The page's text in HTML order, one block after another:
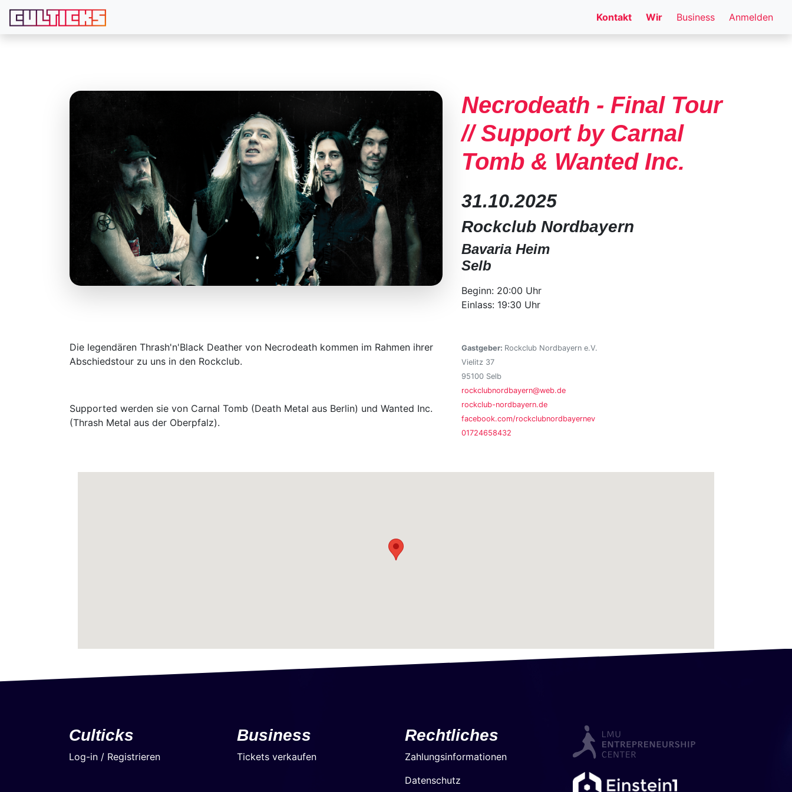
Kontakt Wir Business Anmelden
Necrodeath - Final Tour
// Support by Carnal
Tomb & Wanted Inc.
31.10.2025
Rockclub Nordbayern
Bavaria Heim
Selb
Beginn: 20:00 Uhr
Einlass: 19:30 Uhr
Die legendären Thrash'n'Black Deather von Necrodeath kommen im Rahmen ihrer
Abschiedstour zu uns in den Rockclub.
Supported werden sie von Carnal Tomb (Death Metal aus Berlin) und Wanted Inc.
(Thrash Metal aus der Oberpfalz).
Gastgeber: Rockclub Nordbayern e.V.
Vielitz 37
95100 Selb
rockclubnordbayern@web.de
rockclub-nordbayern.de
facebook.com/rockclubnordbayernev
01724658432
Culticks
Log-in / Registrieren
Business
Tickets verkaufen
Rechtliches
Zahlungsinformationen
Datenschutz